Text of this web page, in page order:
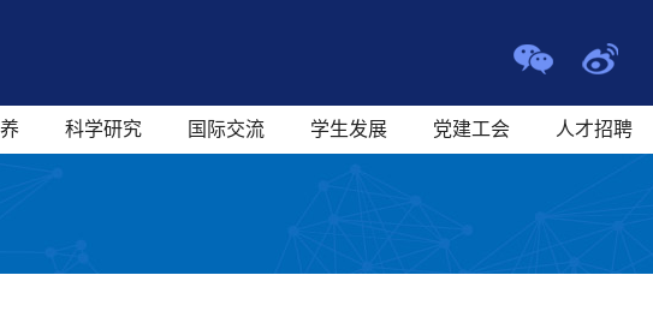
科学研究 国际交流 学生发展 党建工会 人才招聘